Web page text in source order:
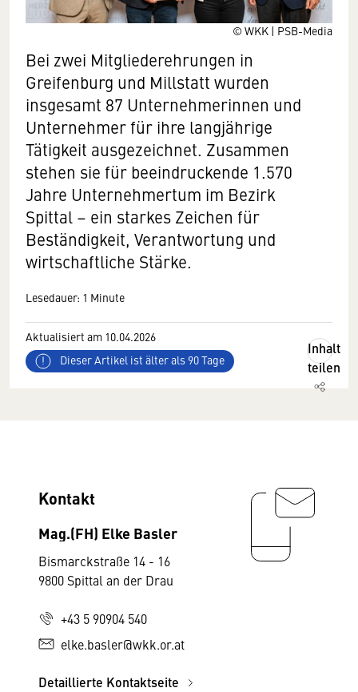
© WKK | PSB-Media
Bei zwei Mitgliederehrungen in
Greifenburg und Millstatt wurden
insgesamt 87 Unternehmerinnen und
Unternehmer für ihre langjährige
Tätigkeit ausgezeichnet. Zusammen
stehen sie für beeindruckende 1.570
Jahre Unternehmertum im Bezirk
Spittal – ein starkes Zeichen für
Beständigkeit, Verantwortung und
wirtschaftliche Stärke.
Lesedauer: 1 Minute
Aktualisiert am 10.04.2026
Dieser Artikel ist älter als 90 Tage
Inhalt
teilen
Kontakt
Mag.(FH) Elke Basler
Bismarckstraße 14 - 16
9800 Spittal an der Drau
+43 5 90904 540
elke.basler@wkk.or.at
Detaillierte Kontaktseite